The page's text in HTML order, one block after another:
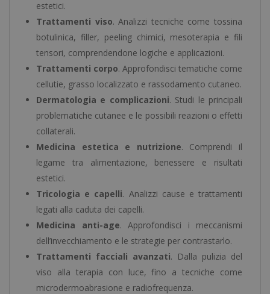
estetici.
Trattamenti viso. Analizzi tecniche come tossina
botulinica, filler, peeling chimici, mesoterapia e fili
tensori, comprendendone logiche e applicazioni.
Trattamenti corpo. Approfondisci tematiche come
cellutie, grasso localizzato e rassodamento cutaneo.
Dermatologia e complicazioni. Studi le principali
problematiche cutanee e le possibili reazioni o effetti
collaterali.
Medicina estetica e nutrizione. Comprendi il
legame tra alimentazione, benessere e risultati
estetici.
Tricologia e capelli. Analizzi cause e trattamenti
legati alla caduta dei capelli.
Medicina anti-age. Approfondisci i meccanismi
dell’invecchiamento e le strategie per contrastarlo.
Trattamenti facciali avanzati. Dalla pulizia del
viso alla terapia con luce, fino a tecniche come
microdermoabrasione e radiofrequenza.